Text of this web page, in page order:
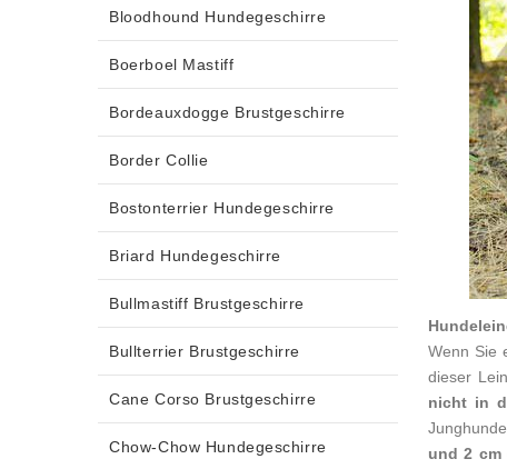
Wenn Sie
dieser
nicht in
und 2 cm
Bloodhound Hundegeschirre
Boerboel Mastiff
Bordeauxdogge Brustgeschirre
Border Collie
Bostonterrier Hundegeschirre
Briard Hundegeschirre
Bullmastiff Brustgeschirre
Bullterrier Brustgeschirre
Cane Corso Brustgeschirre
Chow-Chow Hundegeschirre